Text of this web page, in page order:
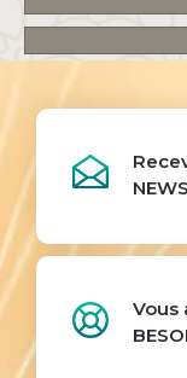
Vous